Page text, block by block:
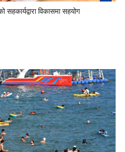
सहकार्यद्वारा विकासमा सहयोग